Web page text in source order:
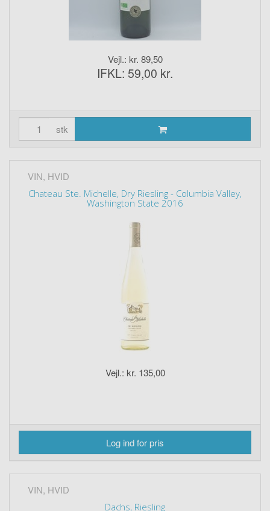
Vejl.: kr. 89,50
IFKL: 59,00 kr.
stk
VIN, HVID
Chateau Ste. Michelle, Dry Riesling - Columbia Valley,
Washington State 2016
Vejl.: kr. 135,00
Log ind for pris
VIN, HVID
Dachs, Riesling